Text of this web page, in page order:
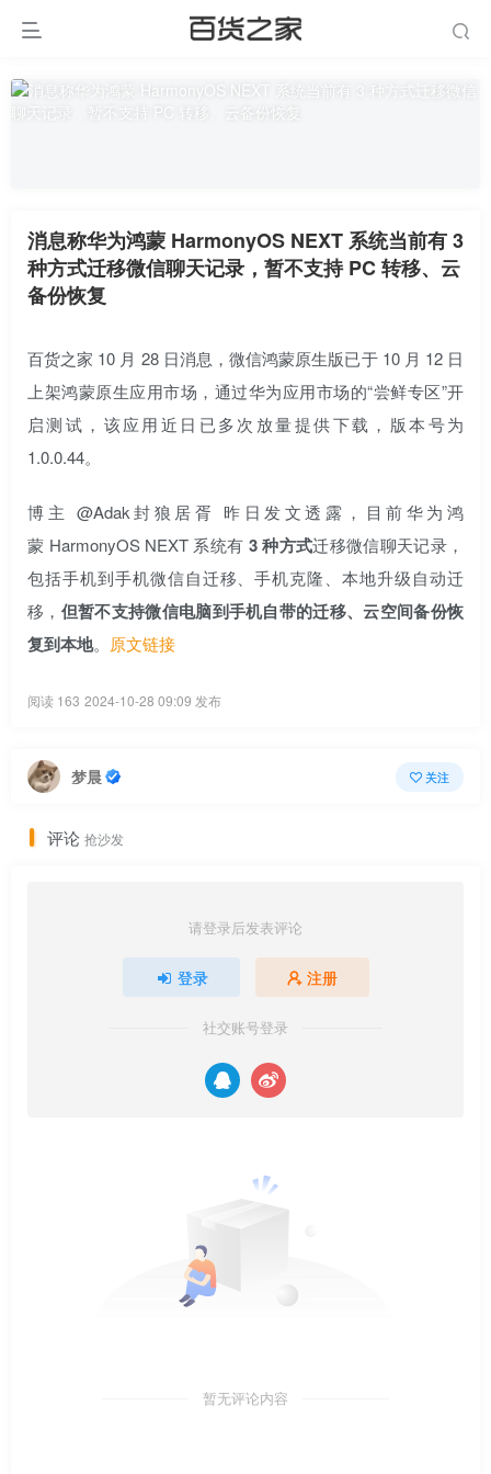
消息称华为鸿蒙 HarmonyOS NEXT 系统当前有 3
种方式迁移微信聊天记录，暂不支持 PC 转移、云
备份恢复
百货之家 10 月 28 日消息，微信鸿蒙原生版已于 10 月 12 日
上架鸿蒙原生应用市场，通过华为应用市场的“尝鲜专区”开
启测试，该应用近日已多次放量提供下载，版本号为
1.0.0.44。
博主 @Adak封狼居胥 昨日发文透露，目前华为鸿
蒙 HarmonyOS NEXT 系统有 3 种方式迁移微信聊天记录，
包括手机到手机微信自迁移、手机克隆、本地升级自动迁
移， 但暂不支持微信电脑到手机自带的迁移、云空间备份恢
复到本地。 原文链接
阅读 163 2024-10-28 09:09 发布
梦晨 关注
评论 抢沙发
请登录后发表评论
登录 注册
社交账号登录
暂无评论内容